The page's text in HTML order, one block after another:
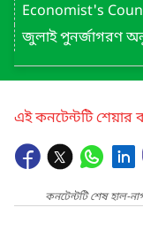
Economist's
জুলাই পুনর্জাগরণ
এই কনটেন্টটি
কনটেন্টটি শেষ হাল-